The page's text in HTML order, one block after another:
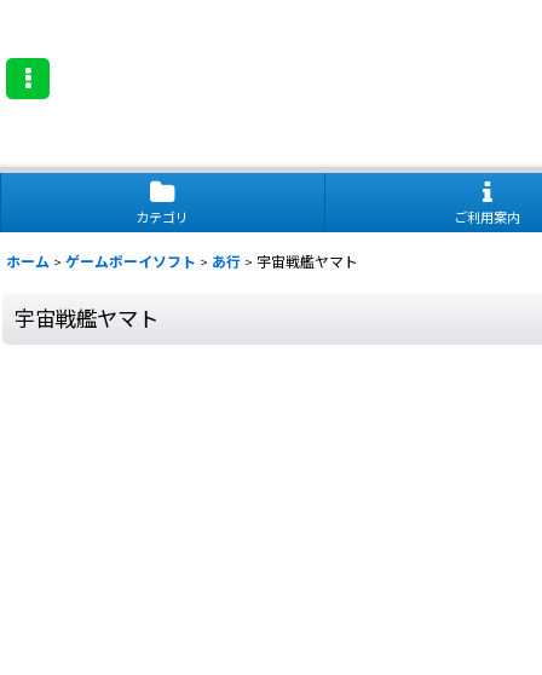
カテゴリ ご利用案内
ホーム > ゲームボーイソフト > あ行 > 宇宙戦艦ヤマト
宇宙戦艦ヤマト